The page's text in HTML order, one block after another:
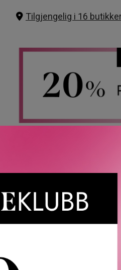
Tilgjengelig i 16
Rabatten aktiveres i
CAIA, Le Labo, LOEWE, Best
Gjelder
Gratis frakt over 1000 kr